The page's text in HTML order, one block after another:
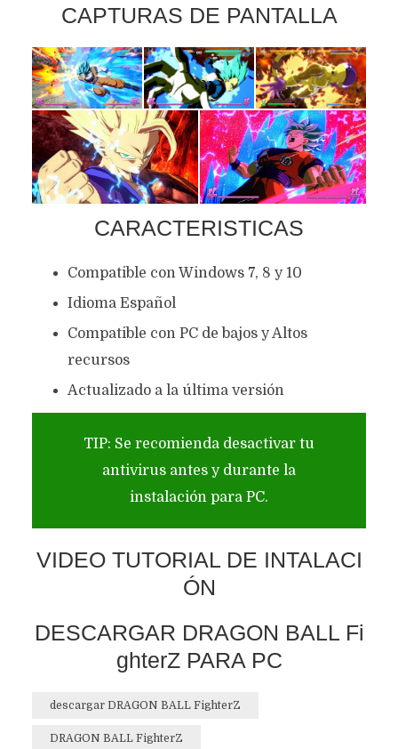
CAPTURAS DE PANTALLA
CARACTERISTICAS
Compatible con Windows 7, 8 y 10
Idioma Español
Compatible con PC de bajos y Altos
recursos
Actualizado a la última versión
TIP: Se recomienda desactivar tu
antivirus antes y durante la
instalación para PC.
VIDEO TUTORIAL DE INTALACI
ÓN
DESCARGAR DRAGON BALL Fi
ghterZ PARA PC
descargar DRAGON BALL FighterZ
DRAGON BALL FighterZ